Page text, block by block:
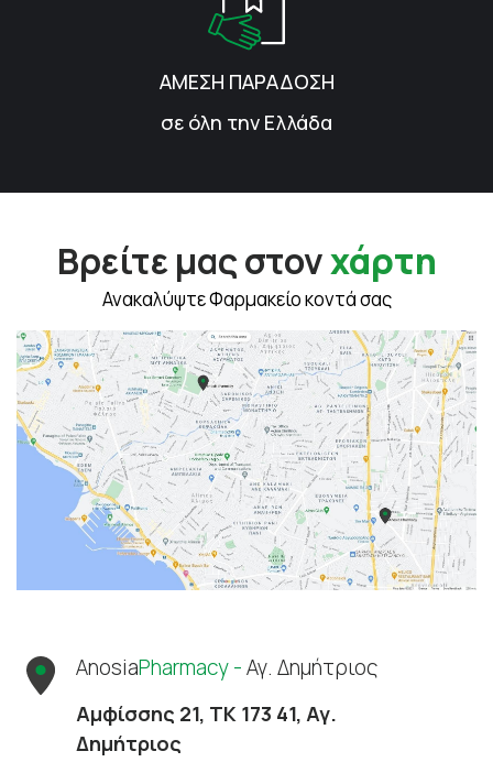
ΑΜΕΣΗ ΠΑΡΑΔΟΣΗ
σε όλη την Ελλάδα
Βρείτε μας στονχάρτη
Ανακαλύψτε Φαρμακείο κοντά σας
AnosiaPharmacy -Αγ. Δημήτριος
Αμφίσσης 21, ΤΚ 173 41, Αγ.
Δημήτριος